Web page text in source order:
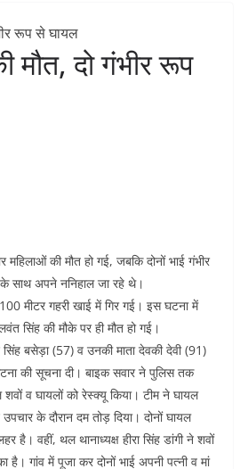
मौत, दो गंभीर रूप
की मौत हो गई, जबकि दोनों भाई गंभीर
के साथ अपने ननिहाल जा रहे थे।
मीटर गहरी खाई में गिर गई। इस घटना में
सिंह की मौके पर ही मौत हो गई।
बसेड़ा (57) व उनकी माता देवकी देवी (91)
की सूचना दी। बाइक सवार ने पुलिस तक
व घायलों को रेस्क्यू किया। टीम ने घायल
के दौरान दम तोड़ दिया। दोनों घायल
वहीं, थल थानाध्यक्ष हीरा सिंह डांगी ने शवों
गांव में पूजा कर दोनों भाई अपनी पत्नी व मां